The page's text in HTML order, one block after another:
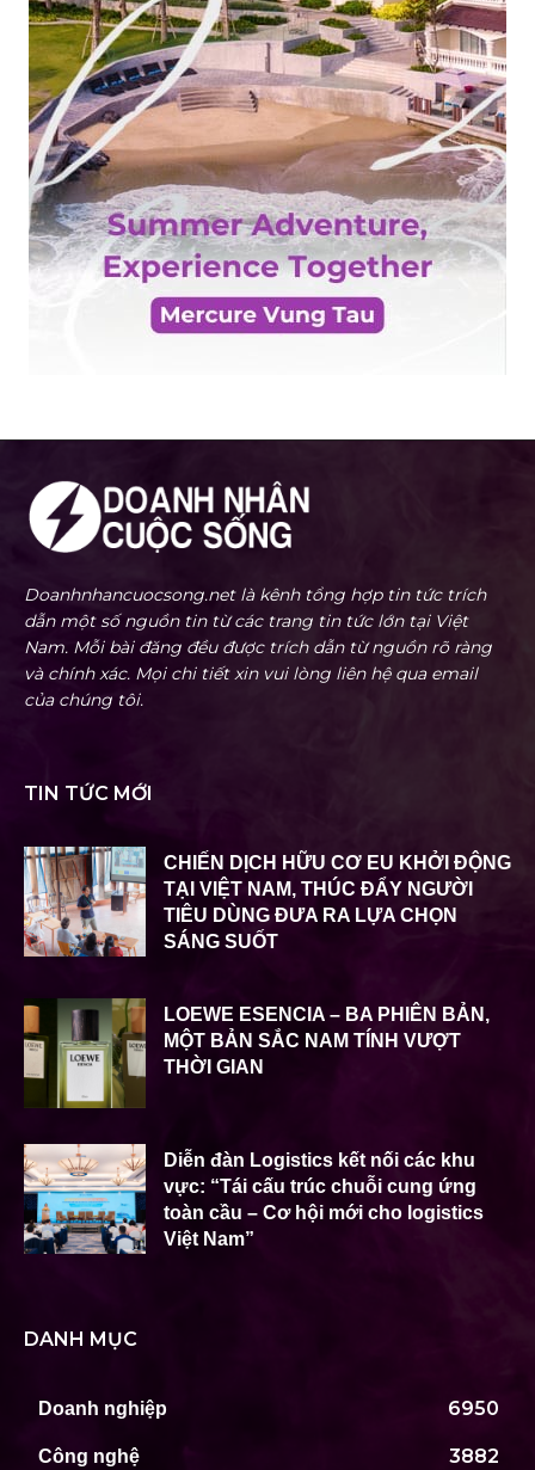
Doanhnhancuocsong.net là kênh tổng hợp tin tức trích
dẫn một số nguồn tin từ các trang tin tức lớn tại Việt
Nam. Mỗi bài đăng đều được trích dẫn từ nguồn rõ ràng
và chính xác. Mọi chi tiết xin vui lòng liên hệ qua email
của chúng tôi.
TIN TỨC MỚI
CHIẾN DỊCH HỮU CƠ EU KHỞI ĐỘNG
TẠI VIỆT NAM, THÚC ĐẨY NGƯỜI
TIÊU DÙNG ĐƯA RA LỰA CHỌN
SÁNG SUỐT
LOEWE ESENCIA – BA PHIÊN BẢN,
MỘT BẢN SẮC NAM TÍNH VƯỢT
THỜI GIAN
Diễn đàn Logistics kết nối các khu
vực: “Tái cấu trúc chuỗi cung ứng
toàn cầu – Cơ hội mới cho logistics
Việt Nam”
DANH MỤC
Doanh nghiệp 6950
Công nghệ 3882